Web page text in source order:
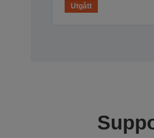
Utgått